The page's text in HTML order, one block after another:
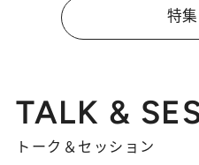
特
TALK &
トーク＆セッション